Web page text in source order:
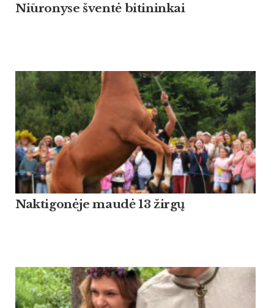
Niūronyse šventė bitininkai
Naktigonėje maudė 13 žirgų